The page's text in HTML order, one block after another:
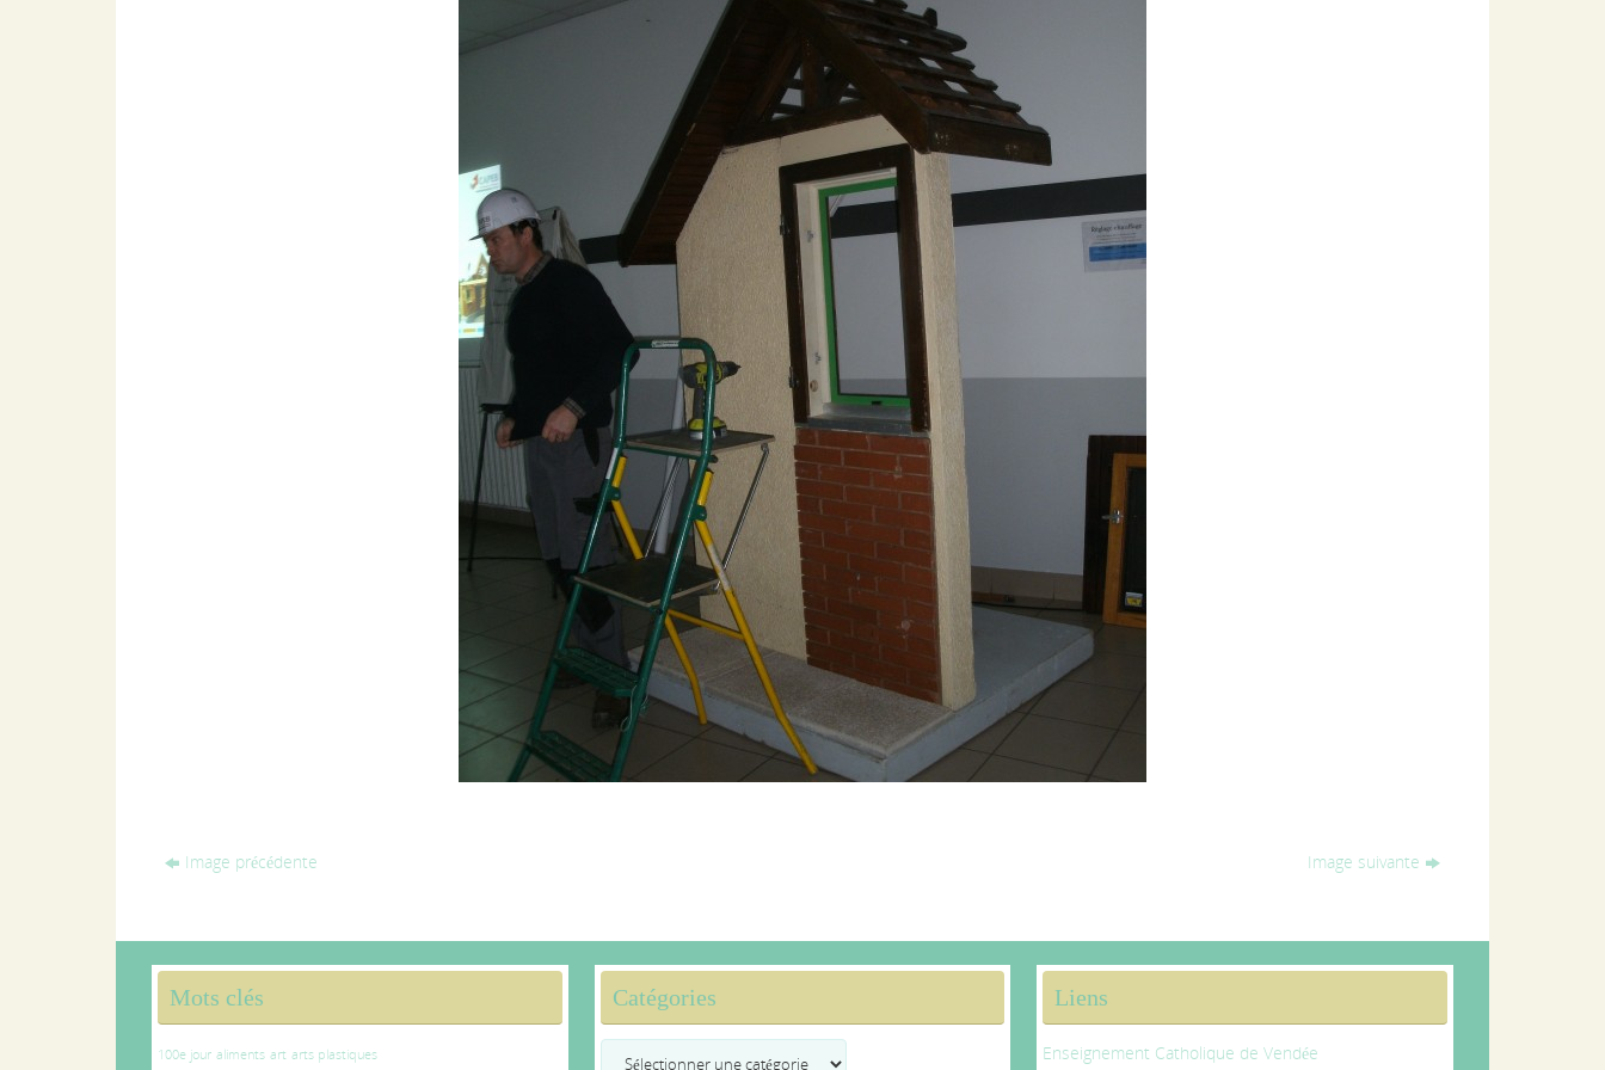
Image précédente Image suivante
Mots clés
100e jour aliments art arts plastiques
Catégories Liens
Enseignement Catholique de Vendée